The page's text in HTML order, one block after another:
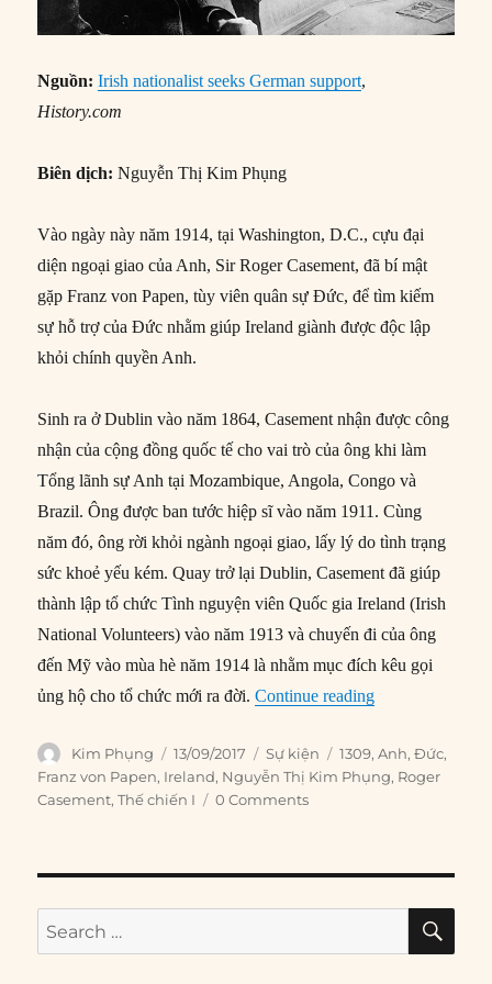
Nguồn: Irish nationalist seeks German support,
History.com
Biên dịch: Nguyễn Thị Kim Phụng
Vào ngày này năm 1914, tại Washington, D.C., cựu đại
diện ngoại giao của Anh, Sir Roger Casement, đã bí mật
gặp Franz von Papen, tùy viên quân sự Đức, để tìm kiếm
sự hỗ trợ của Đức nhằm giúp Ireland giành được độc lập
khỏi chính quyền Anh.
Sinh ra ở Dublin vào năm 1864, Casement nhận được công
nhận của cộng đồng quốc tế cho vai trò của ông khi làm
Tổng lãnh sự Anh tại Mozambique, Angola, Congo và
Brazil. Ông được ban tước hiệp sĩ vào năm 1911. Cùng
năm đó, ông rời khỏi ngành ngoại giao, lấy lý do tình trạng
sức khoẻ yếu kém. Quay trở lại Dublin, Casement đã giúp
thành lập tổ chức Tình nguyện viên Quốc gia Ireland (Irish
National Volunteers) vào năm 1913 và chuyến đi của ông
đến Mỹ vào mùa hè năm 1914 là nhằm mục đích kêu gọi
ủng hộ cho tổ chức mới ra đời.Continue reading“13/09/1914:
Author
Kim Phụng
Posted
on
13/09/2017 Categories
Sự kiện Tags
1309,Anh,Đức,
Franz von Papen, Ireland, Nguyễn Thị Kim Phụng, Roger
Casement,Thế chiến I 0 Comments
Search
for: